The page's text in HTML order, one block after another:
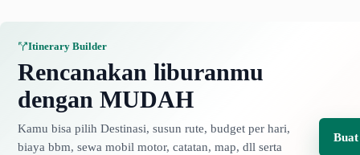
Itinerary Builder
Rencanakan liburanmu
dengan MUDAH
Kamu bisa pilih Destinasi, susun rute, budget per hari,
biaya bbm, sewa mobil motor, catatan, map, dll serta